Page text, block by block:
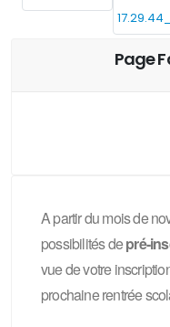
Page
A partir du mois de
possibilités depré-
vue de votre
prochaine rentrée